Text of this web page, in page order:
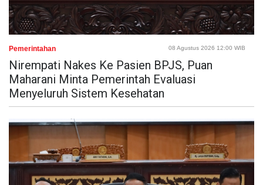
Pemerintahan 08 Agustus 2026 12:00 WIB
Nirempati Nakes Ke Pasien BPJS, Puan
Maharani Minta Pemerintah Evaluasi
Menyeluruh Sistem Kesehatan